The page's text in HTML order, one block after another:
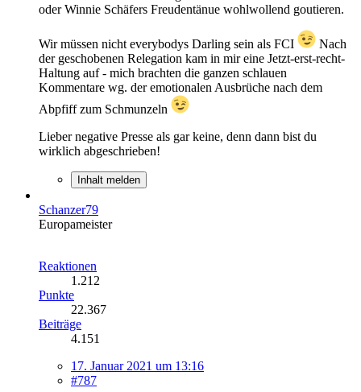
oder Winnie Schäfers Freudentänue wohlwollend goutieren.
Wir müssen nicht everybodys Darling sein als FCI
Nach
der geschobenen Relegation kam in mir eine Jetzt-erst-recht-
Haltung auf - mich brachten die ganzen schlauen
Kommentare wg. der emotionalen Ausbrüche nach dem
Abpfiff zum Schmunzeln
Lieber negative Presse als gar keine, denn dann bist du
wirklich abgeschrieben!
Inhalt melden
Schanzer79
Europameister
Reaktionen
1.212
Punkte
22.367
Beiträge
4.151
17. Januar 2021 um 13:16
#787